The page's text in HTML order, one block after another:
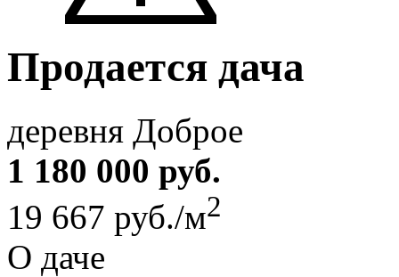
Продается дача
деревня Доброе
1 180 000 руб.
19 667 руб./м2
О даче